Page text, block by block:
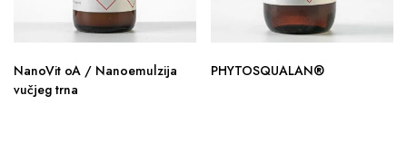
NanoVit oA / Nanoemulzija
vučjeg trna
PHYTOSQUALAN®